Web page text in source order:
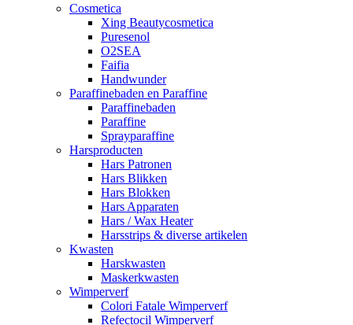
Cosmetica
Xing Beautycosmetica
Puresenol
O2SEA
Faifia
Handwunder
Paraffinebaden en Paraffine
Paraffinebaden
Paraffine
Sprayparaffine
Harsproducten
Hars Patronen
Hars Blikken
Hars Blokken
Hars Apparaten
Hars / Wax Heater
Harsstrips & diverse artikelen
Kwasten
Harskwasten
Maskerkwasten
Wimperverf
Colori Fatale Wimperverf
Refectocil Wimperverf